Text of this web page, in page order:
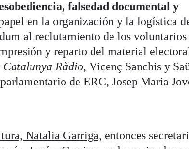
falsedad documental y
en la organización y la logística
al reclutamiento de los
y reparto del material
Catalunya Ràdio, Vicenç Sanchis y
de ERC, Josep Maria
Natalia Garriga, entonces